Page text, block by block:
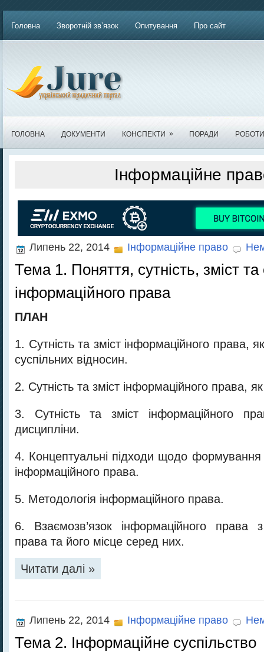
Головна Зворотній зв’язок Опитування Про сайт
ГОЛОВНА ДОКУМЕНТИ КОНСПЕКТИ » ПОРАДИ РОБОТИ
Інформаційне
Липень 22, 2014 Інформаційне право
Тема 1. Поняття, сутність, зміст та
інформаційного права
ПЛАН
1. Сутність та зміст інформаційного права,
суспільних відносин.
2. Сутність та зміст інформаційного права,
3. Сутність та зміст інформаційного
дисципліни.
4. Концептуальні підходи щодо формування
інформаційного права.
5. Методологія інформаційного права.
6. Взаємозв’язок інформаційного права
права та його місце серед них.
Читати далі »
Липень 22, 2014 Інформаційне право
Тема 2. Інформаційне суспільство